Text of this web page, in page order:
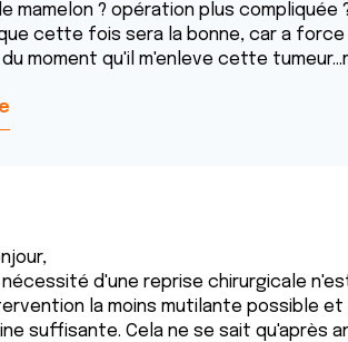
mamelon ? opération plus
cette fois sera la bonne, car a force
moment qu'il m'enleve cette
nécessité d'une reprise chirurgicale
la moins mutilante possible
suffisante. Cela ne se sait qu'après